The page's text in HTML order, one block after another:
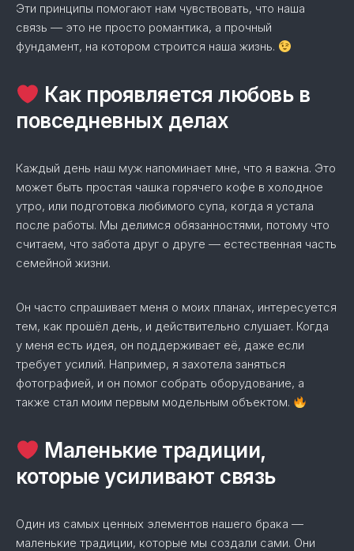
Эти принципы помогают нам чувствовать, что наша
связь — это не просто романтика, а прочный
фундамент, на котором строится наша жизнь.
Как проявляется любовь в
повседневных делах
Каждый день наш муж напоминает мне, что я важна. Это
может быть простая чашка горячего кофе в холодное
утро, или подготовка любимого супа, когда я устала
после работы. Мы делимся обязанностями, потому что
считаем, что забота друг о друге — естественная часть
семейной жизни.
Он часто спрашивает меня о моих планах, интересуется
тем, как прошёл день, и действительно слушает. Когда
у меня есть идея, он поддерживает её, даже если
требует усилий. Например, я захотела заняться
фотографией, и он помог собрать оборудование, а
также стал моим первым модельным объектом.
Маленькие традиции,
которые усиливают связь
Один из самых ценных элементов нашего брака —
маленькие традиции, которые мы создали сами. Они